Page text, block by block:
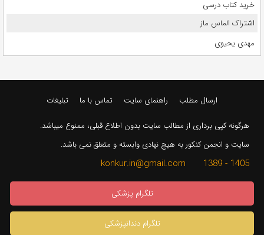
خرید کتاب درسی
اشتراک الماس ماز
مهدی یحیوی
ارسال مطلب راهنمای سایت تماس با ما تبلیغات
هرگونه کپی برداری از مطالب سایت بدون اطلاع قبلی، ممنوع میباشد.
سایت و انجمن کنکور به هیچ نهادی وابسته و متعلق نمی باشد.
1405 - 1389 konkur.in@gmail.com
تلگرام پزشکی
تلگرام دندانپزشکی